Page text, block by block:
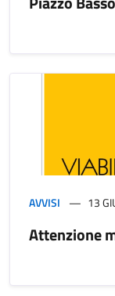
AVVISI 13
Attenzione